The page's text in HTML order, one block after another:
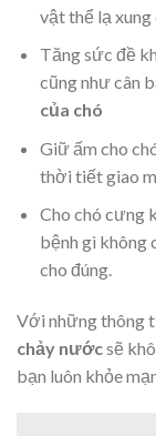
vật thể lạ xung
Tăng sức đề
cũng như cân
của chó
Giữ ấm cho
thời tiết giao
Cho chó cưng
bệnh gì không
cho đúng.
Với những thông
chảy nướcsẽ
bạn luôn khỏe